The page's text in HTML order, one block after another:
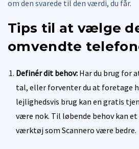
om den svarede til den værdi, du får.
Tips til at vælge
omvendte
Definér dit behov: Har du brug for
tal, eller forventer du at foretage
lejlighedsvis brug kan en gratis
være nok. Til løbende behov kan
værktøj som Scannero være bedre.